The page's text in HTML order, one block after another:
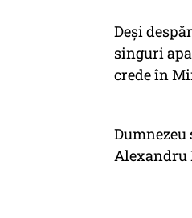
Deși
singuri
crede în
Dumnezeu
Alexandru